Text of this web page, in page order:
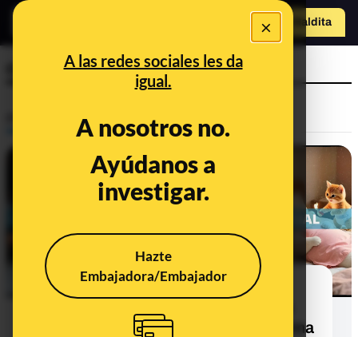
×
A las redes sociales les da
igual.
A nosotros no.
Ayúdanos a
investigar.
Hazte
Embajadora/Embajador
Hazte Maldit o
a
contenido
Imágenes llamativas y vídeos
masivo creado con IA que desinforma